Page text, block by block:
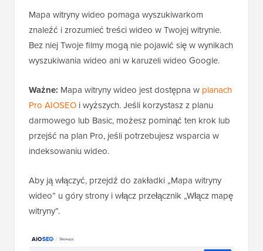
Mapa witryny wideo pomaga wyszukiwarkom
znaleźć i zrozumieć treści wideo w Twojej witrynie.
Bez niej Twoje filmy mogą nie pojawić się w wynikach
wyszukiwania wideo ani w karuzeli wideo Google.
Ważne: Mapa witryny wideo jest dostępna w planach
Pro AIOSEO i wyższych. Jeśli korzystasz z planu
darmowego lub Basic, możesz pominąć ten krok lub
przejść na plan Pro, jeśli potrzebujesz wsparcia w
indeksowaniu wideo.
Aby ją włączyć, przejdź do zakładki „Mapa witryny
wideo” u góry strony i włącz przełącznik „Włącz mapę
witryny”.